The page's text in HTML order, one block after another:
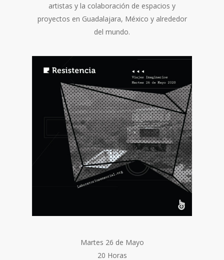
artistas y la colaboración de espacios y
proyectos en Guadalajara, México y alrededor
del mundo.
Martes 26 de Mayo
20 Horas